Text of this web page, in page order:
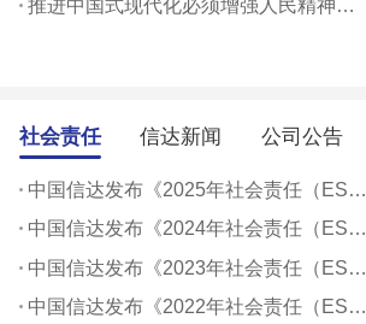
推进中国式现代化必须增强人民精神力量
社会责任 信达新闻 公司公告
中国信达发布《2025年社会责任（ESG）报告》
中国信达发布《2024年社会责任（ESG）报告》
中国信达发布《2023年社会责任（ESG）报告》
中国信达发布《2022年社会责任（ESG）报告》